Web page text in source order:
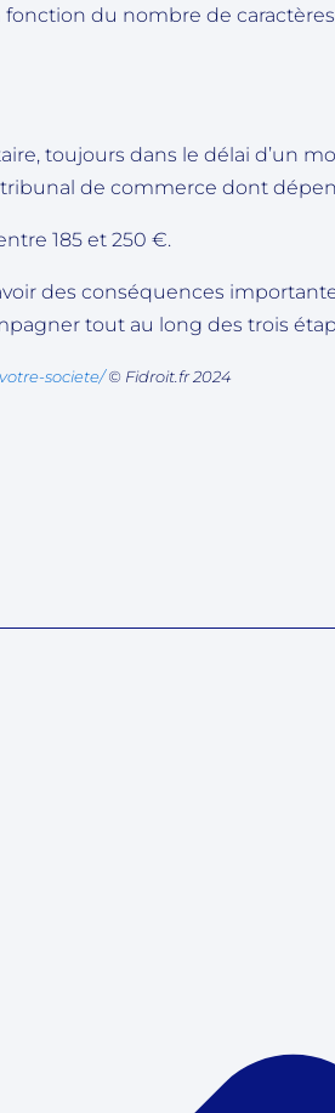
du nombre de
toujours dans le délai d’un
de commerce dont
185 et 250 €.
des conséquences
tout au long des trois
societe/© Fidroit.fr 2024